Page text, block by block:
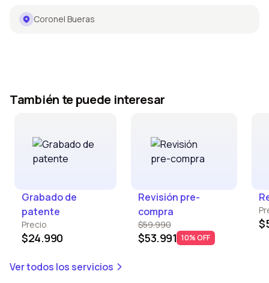
Coronel Bueras
También te puede interesar
Grabado de
patente
Precio
$24.990
Revisión pre-
compra
$59.990
$53.991 10% OFF
Ver todos los servicios